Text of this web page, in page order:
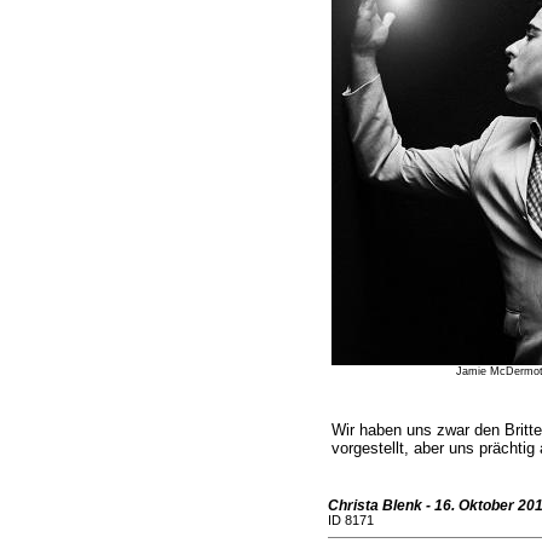
Jamie
Wir haben uns zwar den
vorgestellt, aber uns prächtig
Christa Blenk - 16. Oktober
ID 8171